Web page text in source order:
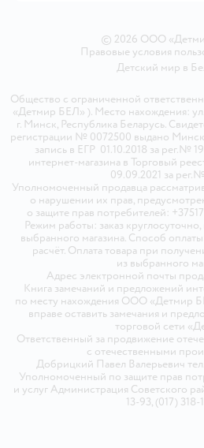
© 2026 ООО
Правовые условия
Детский мир в
Общество с ограниченной
«Детмир БЕЛ» ). Место нахождения: ул.
г. Минск, Республика Беларусь.
регистрации № 0072500 выдано
запись в ЕГР 01.10.2018 за рег.№
интернет-магазина в Торговый
09.09.2021 за
Уполномоченный продавца
о нарушении их прав,
о защите прав потребителей:
Режим работы: заказ
выбранного магазина. Способ
расчёт. Оплата товара при
из выбранного
Адрес электронной почты
Книга замечаний и предложений
по месту нахождения ООО «Детмир
вправе оставить замечания и
торговой сети
Ответственный за продвижение
с отечественными
Добрицкий Павел Валерьевич
Уполномоченный по защите прав
и услуг Администрация Советского
13-93, (017) 318-